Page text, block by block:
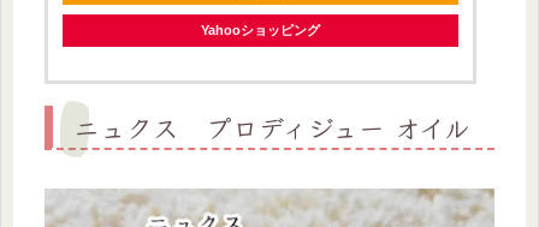
Yahooショッピング
ニュクス プロディジュー オイル